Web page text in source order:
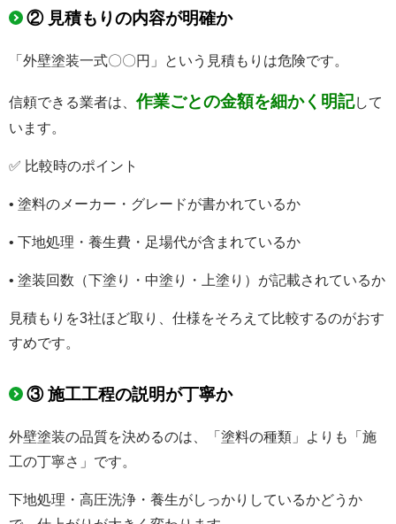
② 見積もりの内容が明確か
「外壁塗装一式〇〇円」という見積もりは危険です。
信頼できる業者は、作業ごとの金額を細かく明記して
います。
✅ 比較時のポイント
• 塗料のメーカー・グレードが書かれているか
• 下地処理・養生費・足場代が含まれているか
• 塗装回数（下塗り・中塗り・上塗り）が記載されているか
見積もりを3社ほど取り、仕様をそろえて比較するのがおす
すめです。
③ 施工工程の説明が丁寧か
外壁塗装の品質を決めるのは、「塗料の種類」よりも「施
工の丁寧さ」です。
下地処理・高圧洗浄・養生がしっかりしているかどうか